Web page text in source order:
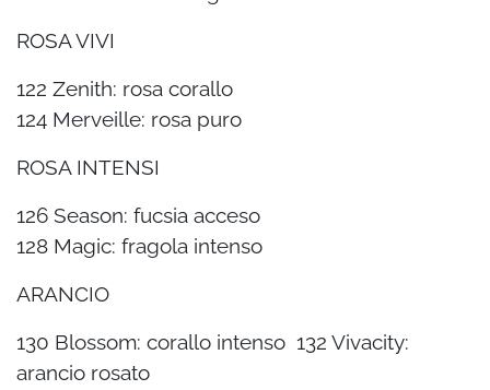
ROSA VIVI
122 Zenith: rosa corallo
124 Merveille: rosa puro
ROSA INTENSI
126 Season: fucsia acceso
128 Magic: fragola intenso
ARANCIO
130 Blossom: corallo intenso 132 Vivacity:
arancio rosato